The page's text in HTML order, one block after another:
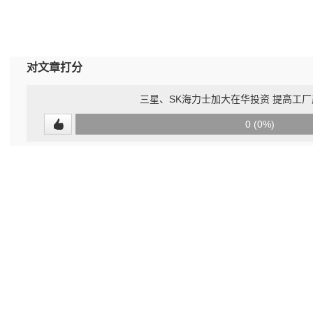
对文章打分
三星、SK海力士加大在华投资 提高工
0 (0%)